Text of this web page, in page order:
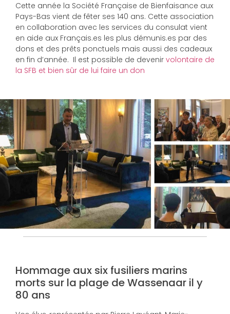
Cette année la Société Française de Bienfaisance aux
Pays-Bas vient de fêter ses 140 ans. Cette association
en collaboration avec les services du consulat vient
en aide aux Français.es les plus démunis.es par des
dons et des prêts ponctuels mais aussi des cadeaux
en fin d’année. Il est possible de devenir volontaire de
la SFB et bien sûr de lui faire un don
Hommage aux six fusiliers marins
morts sur la plage de Wassenaar il y
80 ans